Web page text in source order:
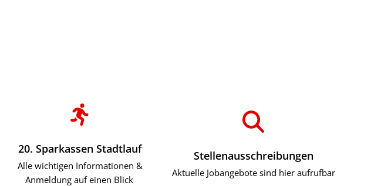
20. Sparkassen Stadtlauf
Alle wichtigen Informationen &
Anmeldung auf einen Blick
Stellenausschreibungen
Aktuelle Jobangebote sind hier aufrufbar